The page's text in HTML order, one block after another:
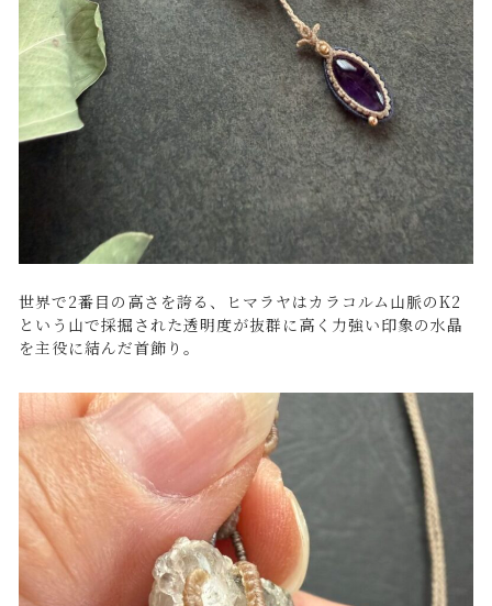
世界で2番目の高さを誇る、ヒマラヤはカラコルム山脈のK2
という山で採掘された透明度が抜群に高く力強い印象の水晶
を主役に結んだ首飾り。